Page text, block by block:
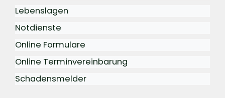
Lebenslagen
Notdienste
Online Formulare
Online Terminvereinbarung
Schadensmelder